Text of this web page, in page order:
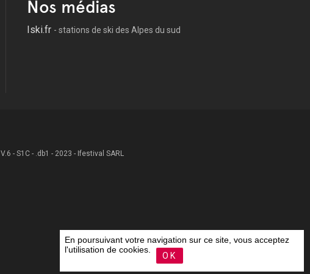
Nos médias
Iski.fr - stations de ski des Alpes du sud
V.6 - S1C - .db1 - 2023 - Ifestival SARL
En poursuivant votre navigation sur ce site, vous acceptez
l'utilisation de cookies.
OK